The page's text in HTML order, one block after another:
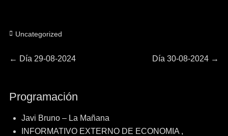
Categorías
Uncategorized
Navegación
entradas
← Entrada
Día 29-08-2024
Entrada
Día 30-08-2024 →
Programación
Javi Bruno – La Mañana
INFORMATIVO EXTERNO DE ECONOMIA ,